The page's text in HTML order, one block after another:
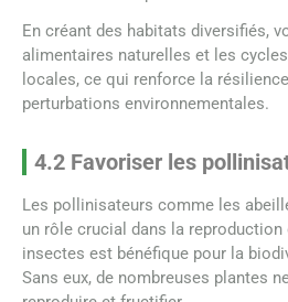
En créant des habitats diversifiés,
alimentaires naturelles et les
locales, ce qui renforce la
perturbations environnementales.
4.2 Favoriser les
Les pollinisateurs comme les
un rôle crucial dans la
insectes est bénéfique pour la
Sans eux, de nombreuses plantes